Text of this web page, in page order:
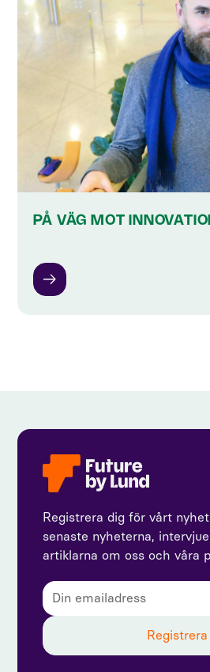
PÅ VÄG MOT
Registrera dig för vårt
senaste nyheterna,
artiklarna om oss och våra